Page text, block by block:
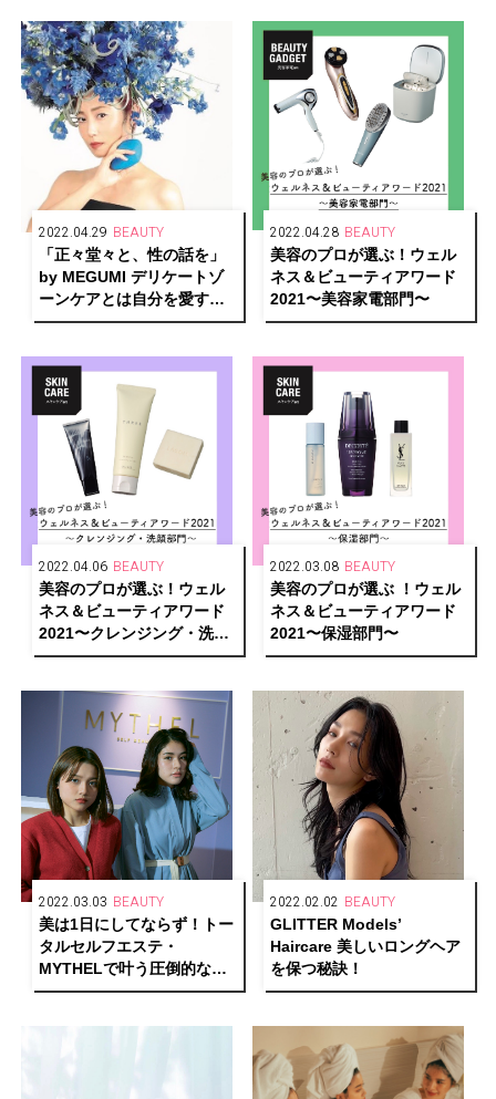
ます！
2022.04.29 BEAUTY
「正々堂々と、性の話を」
by MEGUMI デリケートゾ
ーンケアとは自分を愛する
こと
2022.04.28 BEAUTY
美容のプロが選ぶ！ウェル
ネス＆ビューティアワード
2021〜美容家電部門〜
2022.04.06 BEAUTY
美容のプロが選ぶ！ウェル
ネス＆ビューティアワード
2021〜クレンジング・洗顔
部門〜
2022.03.08 BEAUTY
美容のプロが選ぶ ！ウェル
ネス＆ビューティアワード
2021〜保湿部門〜
2022.03.03 BEAUTY
美は1日にしてならず！トー
タルセルフエステ・
MYTHELで叶う圧倒的な美
しさ
2022.02.02 BEAUTY
GLITTER Models’
Haircare 美しいロングヘア
を保つ秘訣！